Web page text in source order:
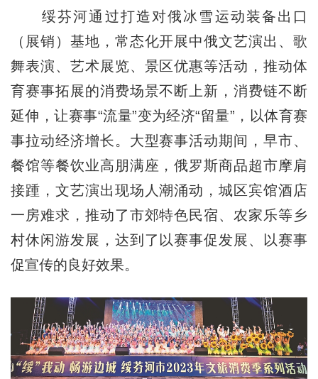
绥芬河通过打造对俄冰雪运动装备出口
（展销）基地，常态化开展中俄文艺演出、歌
舞表演、艺术展览、景区优惠等活动，推动体
育赛事拓展的消费场景不断上新，消费链不断
延伸，让赛事“流量”变为经济“留量”，以体育赛
事拉动经济增长。大型赛事活动期间，早市、
餐馆等餐饮业高朋满座，俄罗斯商品超市摩肩
接踵，文艺演出现场人潮涌动，城区宾馆酒店
一房难求，推动了市郊特色民宿、农家乐等乡
村休闲游发展，达到了以赛事促发展、以赛事
促宣传的良好效果。